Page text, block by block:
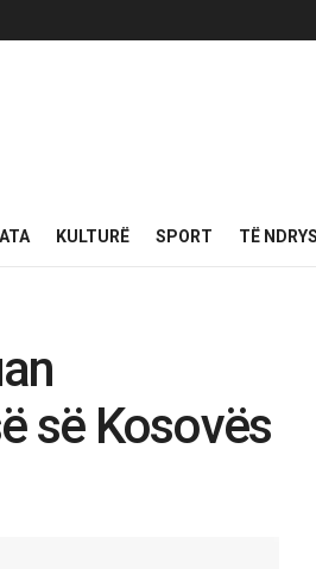
KULTURË SPORT TË
së Kosovës